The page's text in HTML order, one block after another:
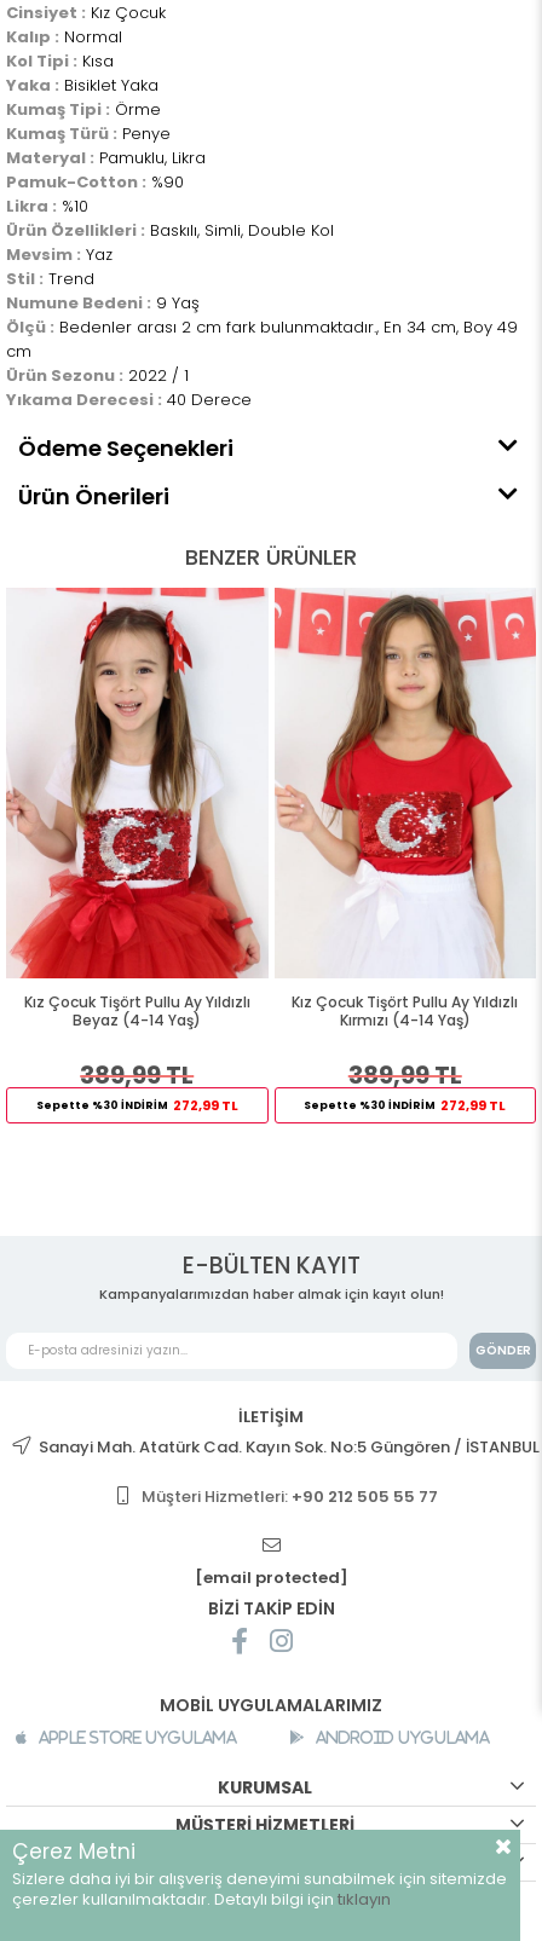
Cinsiyet : Kız Çocuk
Kalıp : Normal
Kol Tipi : Kısa
Yaka : Bisiklet Yaka
Kumaş Tipi : Örme
Kumaş Türü : Penye
Materyal : Pamuklu, Likra
Pamuk-Cotton : %90
Likra : %10
Ürün Özellikleri : Baskılı, Simli, Double Kol
Mevsim : Yaz
Stil : Trend
Numune Bedeni : 9 Yaş
Ölçü : Bedenler arası 2 cm fark bulunmaktadır., En 34 cm, Boy 49
cm
Ürün Sezonu : 2022 / 1
Yıkama Derecesi : 40 Derece
Ödeme Seçenekleri
Ürün Önerileri
BENZER ÜRÜNLER
Ay Yıldızlı
272,99 TL
Kız Çocuk Tişört Pullu Ay Yıldızlı
Kırmızı (4-14 Yaş)
389,99 TL
Sepette %30 İNDİRİM 272,99 TL
Kız Çocuk Tişört
214,99
Sepette %30 İNDİRİM
E-BÜLTEN KAYIT
Kampanyalarımızdan haber almak için kayıt olun!
GÖNDER
İLETİŞİM
Sanayi Mah. Atatürk Cad. Kayın Sok. No:5 Güngören / İSTANBUL
Müşteri Hizmetleri: +90 212 505 55 77
[email protected]
BİZİ TAKİP EDİN
MOBİL UYGULAMALARIMIZ
Apple Store Uygulama Android Uygulama
KURUMSAL
MÜŞTERİ HİZMETLERİ
©breeze.com.tr - Tüm hakları saklıdır.
Çerez Metni
Sizlere daha iyi bir alışveriş deneyimi sunabilmek için sitemizde
çerezler kullanılmaktadır. Detaylı bilgi için tıklayın